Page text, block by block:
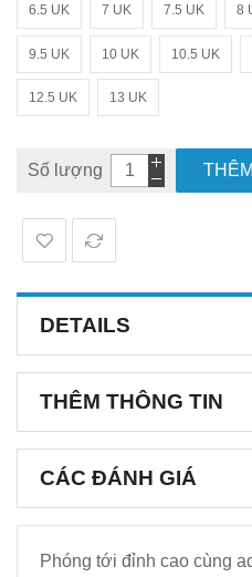
6.5 UK 7 UK 7.5 UK 8
9.5 UK 10 UK 10.5 UK
12.5 UK 13 UK
Số lượng
DETAILS
THÊM THÔNG TIN
CÁC ĐÁNH GIÁ
Phóng tới đỉnh cao cùng